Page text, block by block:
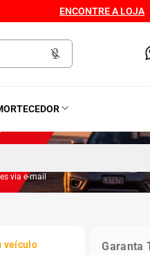
ENCONTRE A LOJA
via e-mail
veículo Garanta